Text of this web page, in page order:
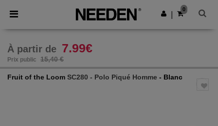
× Appli Needen
Meilleurs prix sur l’app !
Obtenir l'appli
0
À partir de 7.99€
Prix public 15,40 €
Fruit of the Loom SC280 - Polo Piqué Homme - Blanc